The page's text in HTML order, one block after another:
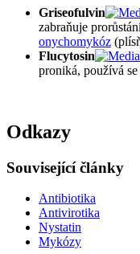
Griseofulvin
zabraňuje
onychomykóz
Flucytosin
proniká, používá
Odkazy
Související články
Antibiotika
Antivirotika
Nystatin
Mykózy